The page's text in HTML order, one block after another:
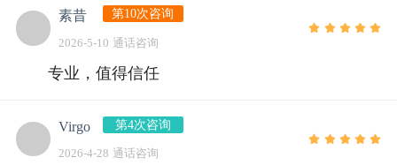
素昔 第10次咨询
2026-5-10 通话咨询
专业，值得信任
Virgo 第4次咨询
2026-4-28 通话咨询